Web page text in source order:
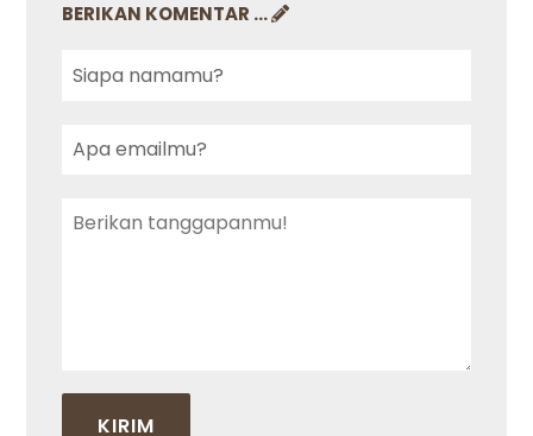
BERIKAN KOMENTAR ...